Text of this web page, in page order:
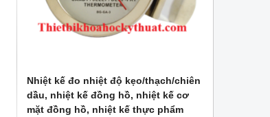
Nhiệt kế đo nhiệt độ kẹo/thạch/chiên
dầu, nhiệt kế đồng hồ, nhiệt kế cơ
mặt đồng hồ, nhiệt kế thực phẩm